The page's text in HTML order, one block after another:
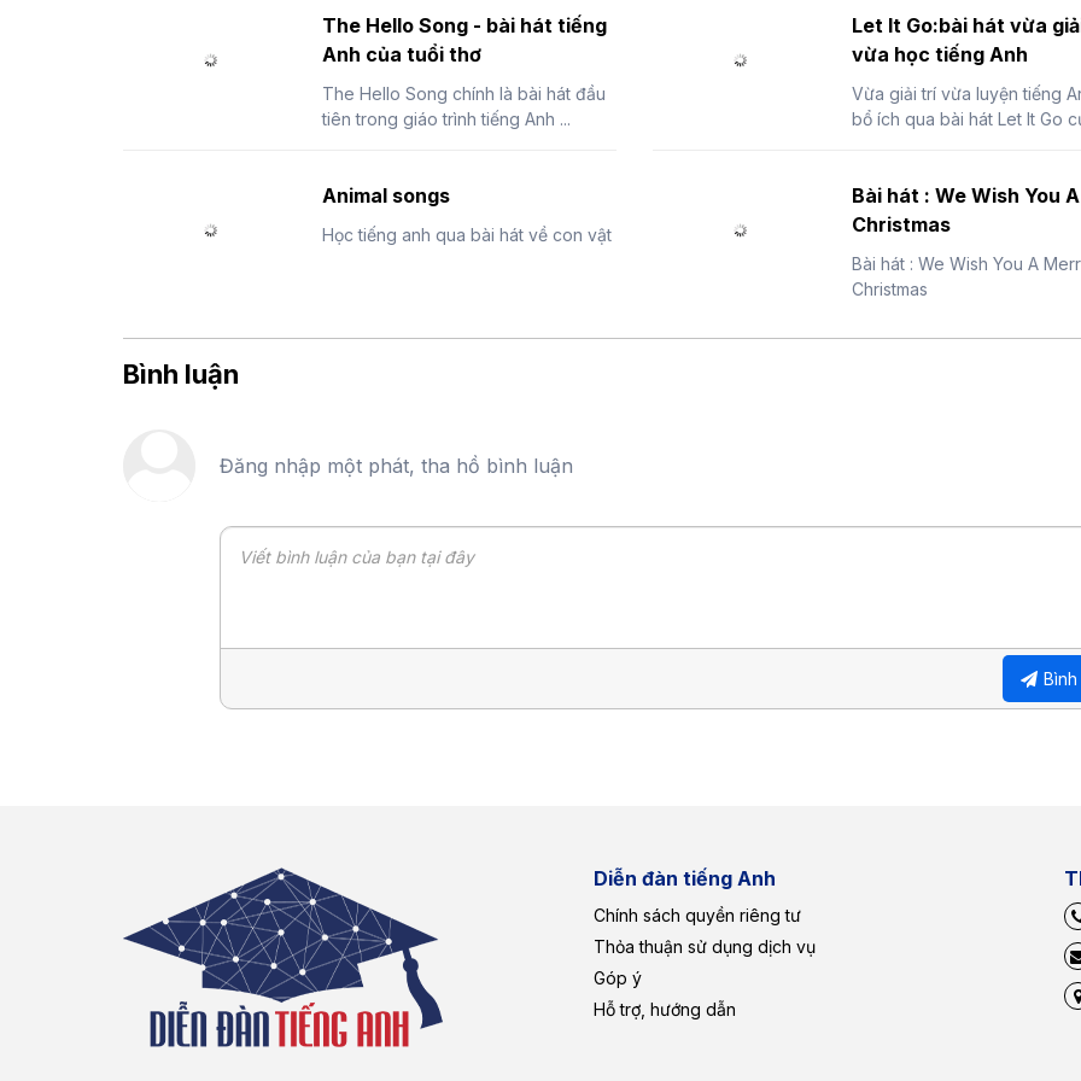
The Hello Song - bài hát tiếng
Anh của tuổi thơ
The Hello Song chính là bài hát đầu
tiên trong giáo trình tiếng Anh ...
Let It Go:bài hát vừa
vừa học tiếng Anh
Vừa giải trí vừa luyện tiếng
bổ ích qua bài hát Let It Go
Animal songs
Học tiếng anh qua bài hát về con vật
Bài hát : We Wish You
Christmas
Bài hát : We Wish You A
Christmas
Bình luận
Đăng nhập một phát, tha hồ bình luận
Bình
Diễn đàn tiếng Anh
Chính sách quyền riêng tư
Thỏa thuận sử dụng dịch vụ
Góp ý
Hỗ trợ, hướng dẫn